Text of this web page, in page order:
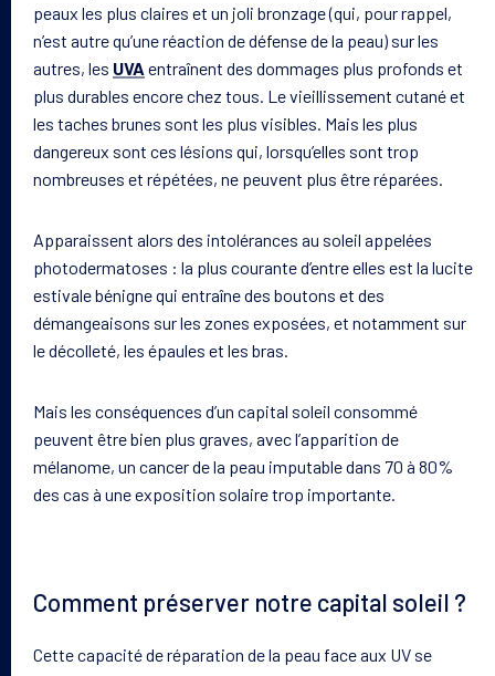
peaux les plus claires et un joli bronzage (qui, pour rappel,
n’est autre qu’une réaction de défense de la peau) sur les
autres, les UVA entraînent des dommages plus profonds et
plus durables encore chez tous. Le vieillissement cutané et
les taches brunes sont les plus visibles. Mais les plus
dangereux sont ces lésions qui, lorsqu’elles sont trop
nombreuses et répétées, ne peuvent plus être réparées.
Apparaissent alors des intolérances au soleil appelées
photodermatoses : la plus courante d’entre elles est la lucite
estivale bénigne qui entraîne des boutons et des
démangeaisons sur les zones exposées, et notamment sur
le décolleté, les épaules et les bras.
Mais les conséquences d’un capital soleil consommé
peuvent être bien plus graves, avec l’apparition de
mélanome, un cancer de la peau imputable dans 70 à 80%
des cas à une exposition solaire trop importante.
Comment préserver notre capital soleil ?
Cette capacité de réparation de la peau face aux UV se